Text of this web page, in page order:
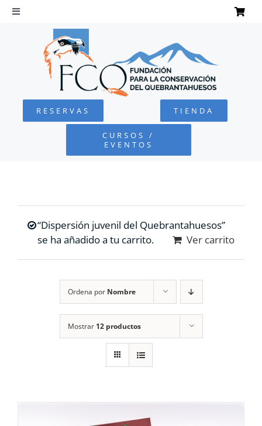
Saltar
Toggle
Navigation
QUEBRANTAHUESOS
FUNDACIÓN
COLABORA
RESERVAS TIENDA
CURSOS /
EVENTOS
“Dispersión juvenil del Quebrantahuesos”
se ha añadido a tu carrito.
Ver carrito
Ordena por Nombre
Mostrar 12 productos